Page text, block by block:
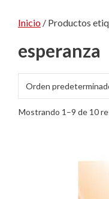
Inicio / Productos
esperanza
Mostrando 1–9 de 10